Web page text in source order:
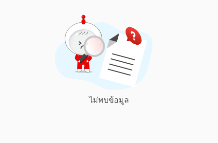
ไม่พบข้อมูล